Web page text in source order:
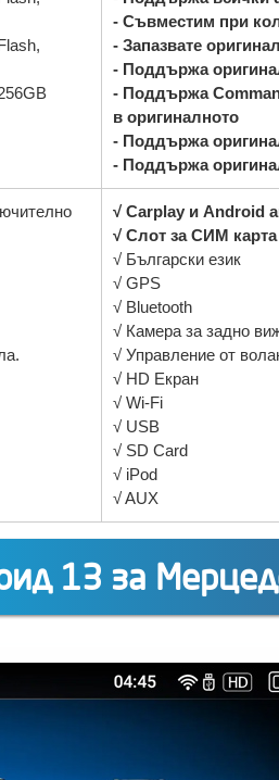
- Съвместим при
- Запазвате
- Поддържа
- Поддържа
в оригиналното
- Поддържа
- Поддържа
√ Carplay и Android
√ Слот за СИМ карта
√ Български език
√ GPS
√ Bluetooth
√ Камера за задно
√ Управление от
√ HD Екран
√ Wi-Fi
√ USB
√ SD Card
√ iPod
√ AUX
13 за